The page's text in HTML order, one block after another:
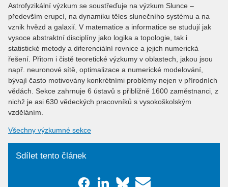
Astrofyzikální výzkum se soustřeďuje na výzkum Slunce –
především erupcí, na dynamiku těles slunečního systému a na
vznik hvězd a galaxií. V matematice a informatice se studují jak
vysoce abstraktní disciplíny jako logika a topologie, tak i
statistické metody a diferenciální rovnice a jejich numerická
řešení. Přitom i čistě teoretické výzkumy v oblastech, jakou jsou
např. neuronové sítě, optimalizace a numerické modelování,
bývají často motivovány konkrétními problémy nejen v přírodních
vědách. Sekce zahrnuje 6 ústavů s přibližně 1600 zaměstnanci, z
nichž je asi 630 vědeckých pracovníků s vysokoškolským
vzděláním.
Všechny výzkumné sekce
Sdílet tento článek